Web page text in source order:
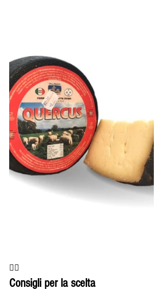

Consigli per la scelta